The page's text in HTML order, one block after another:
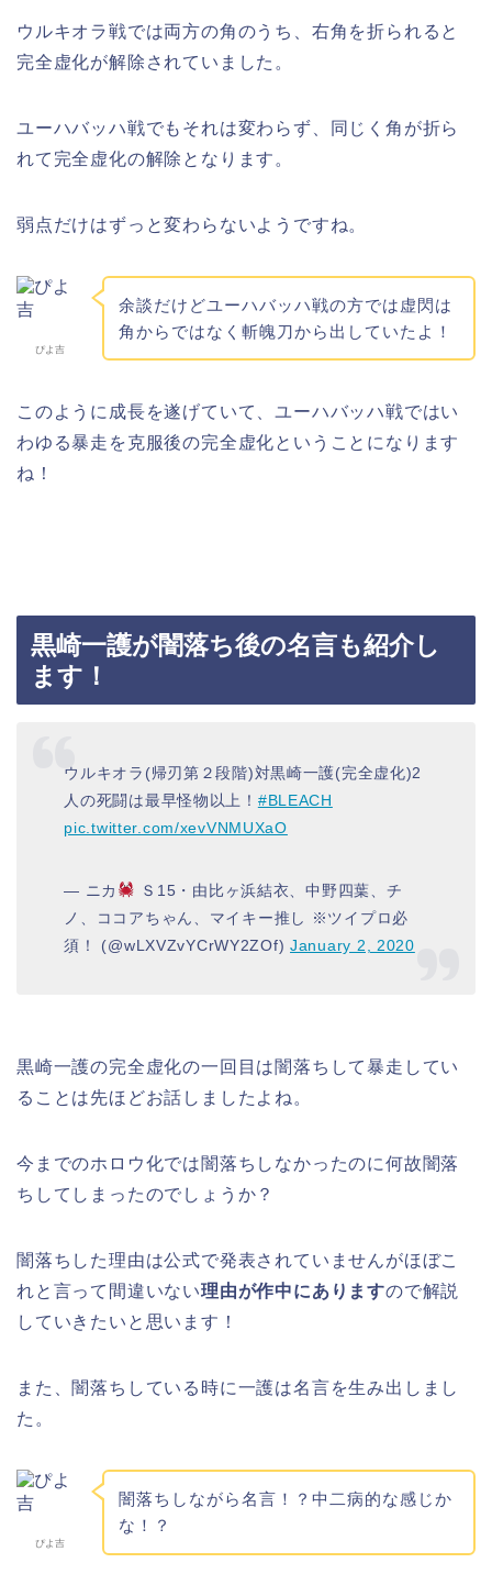
ウルキオラ戦では両方の角のうち、右角を折られると
完全虚化が解除されていました。
ユーハバッハ戦でもそれは変わらず、同じく角が折ら
れて完全虚化の解除となります。
弱点だけはずっと変わらないようですね。
ぴよ吉
余談だけどユーハバッハ戦の方では虚閃は
角からではなく斬魄刀から出していたよ！
このように成長を遂げていて、ユーハバッハ戦ではい
わゆる暴走を克服後の完全虚化ということになります
ね！
黒崎一護が闇落ち後の名言も紹介し
ます！
ウルキオラ(帰刃第２段階)対黒崎一護(完全虚化)2
人の死闘は最早怪物以上！ #BLEACH
pic.twitter.com/xevVNMUXaO
— ニカ
Ｓ15・由比ヶ浜結衣、中野四葉、チ
ノ、ココアちゃん、マイキー推し ※ツイプロ必
須！ (@wLXVZvYCrWY2ZOf)January 2, 2020
黒崎一護の完全虚化の一回目は闇落ちして暴走してい
ることは先ほどお話しましたよね。
今までのホロウ化では闇落ちしなかったのに何故闇落
ちしてしまったのでしょうか？
闇落ちした理由は公式で発表されていませんがほぼこ
れと言って間違いない理由が作中にありますので解説
していきたいと思います！
また、闇落ちしている時に一護は名言を生み出しまし
た。
ぴよ吉
闇落ちしながら名言！？中二病的な感じか
な！？